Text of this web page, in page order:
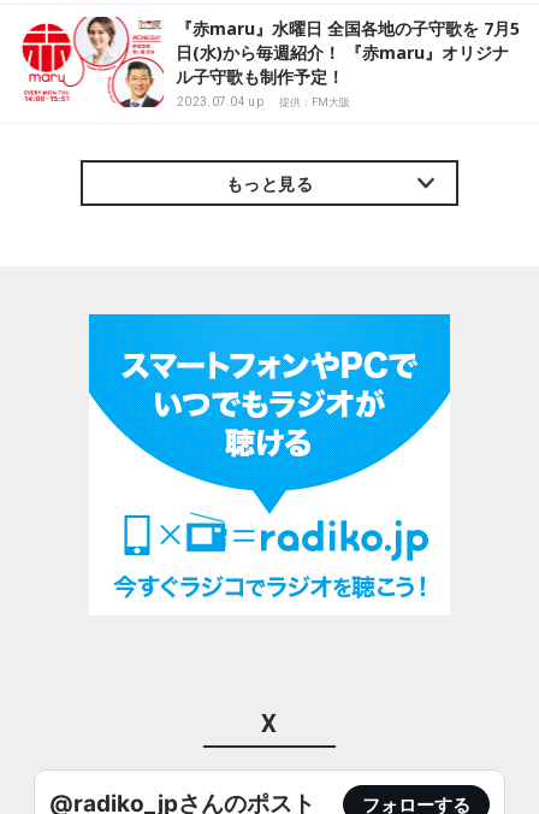
『赤maru』水曜日 全国各地の子守歌を 7月5
日(水)から毎週紹介！ 『赤maru』オリジナ
ル子守歌も制作予定！
2023.07.04 up 提供：FM大阪
もっと見る
X
@radiko_jpさんのポスト フォローする